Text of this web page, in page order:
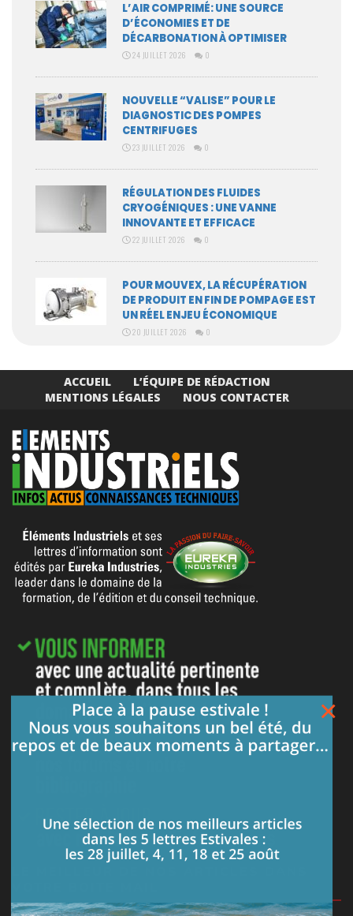
L’AIR COMPRIMÉ: UNE SOURCE
D’ÉCONOMIES ET DE
DÉCARBONATION À OPTIMISER
24 JUILLET 2026 0
NOUVELLE “VALISE” POUR LE
DIAGNOSTIC DES POMPES
CENTRIFUGES
23 JUILLET 2026 0
RÉGULATION DES FLUIDES
CRYOGÉNIQUES : UNE VANNE
INNOVANTE ET EFFICACE
22 JUILLET 2026 0
POUR MOUVEX, LA RÉCUPÉRATION
DE PRODUIT EN FIN DE POMPAGE EST
UN RÉEL ENJEU ÉCONOMIQUE
20 JUILLET 2026 0
ACCUEIL
L’ÉQUIPE DE RÉDACTION
MENTIONS LÉGALES
NOUS CONTACTER
×